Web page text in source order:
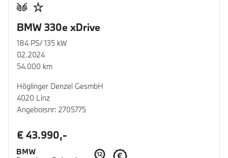
BMW 330e xDrive
184 PS/ 135 kW
02.2024
54.000 km
Höglinger Denzel GesmbH
4020 Linz
Angebotsnr: 2705775
€ 43.990,-